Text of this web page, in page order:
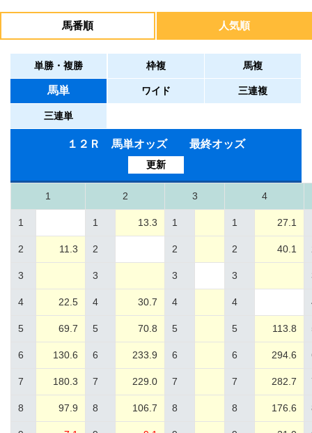
馬番順 人気順
単勝・複勝 枠複 馬複
馬単 ワイド 三連複
三連単
１２Ｒ 馬単オッズ 最終オッズ
更新
1 2 3 4
1 1 13.3 1 1 27.1
2 11.3 2 2 2 40.1
3 3 3 3
4 22.5 4 30.7 4 4
5 69.7 5 70.8 5 5 113.8
6 130.6 6 233.9 6 6 294.6
7 180.3 7 229.0 7 7 282.7
8 97.9 8 106.7 8 8 176.6